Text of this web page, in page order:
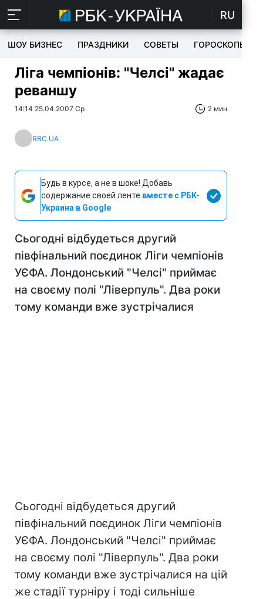
RU
ШОУ БИЗНЕС ПРАЗДНИКИ СОВЕТЫ ГОРОСКОПЫ
Ліга чемпіонів: "Челсі" жадає
реваншу
14:14 25.04.2007 Ср 2 мин
RBC.UA
Будь в курсе, а не в шоке! Добавь
содержание своей ленте вместе с РБК-
Украина в Google
Сьогодні відбудеться другий
півфінальний поєдинок Ліги чемпіонів
УЄФА. Лондонський "Челсі" приймає
на своєму полі "Ліверпуль". Два роки
тому команди вже зустрічалися
Сьогодні відбудеться другий
півфінальний поєдинок Ліги чемпіонів
УЄФА. Лондонський "Челсі" приймає
на своєму полі "Ліверпуль". Два роки
тому команди вже зустрічалися на цій
же стадії турніру і тоді сильніше